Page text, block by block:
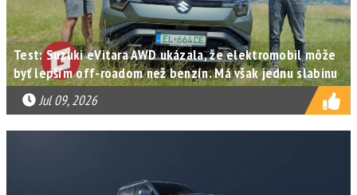
Test: Suzuki eVitara AWD ukázala, že elektromobil môže
byť lepším off-roadom než benzín. Má však jednu slabinu
Jul 09, 2026